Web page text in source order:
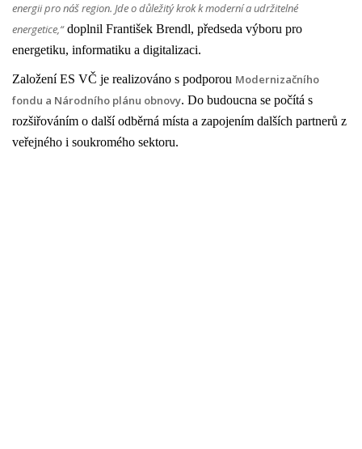
energii pro náš region. Jde o důležitý krok k moderní a udržitelné
energetice,“doplnil František Brendl, předseda výboru pro
energetiku, informatiku a digitalizaci.
Založení ES VČ je realizováno s podporou Modernizačního
fondu a Národního plánu obnovy. Do budoucna se počítá s
rozšiřováním o další odběrná místa a zapojením dalších partnerů z
veřejného i soukromého sektoru.